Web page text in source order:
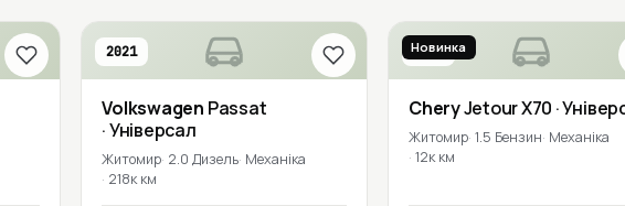
2021
Volkswagen Passat
· Універсал
Житомир 2.0 Дизель Механіка
218к км
2020
Новинка
CheryJetour X70 ·
Житомир 1.5 Бензин Механіка
12к км